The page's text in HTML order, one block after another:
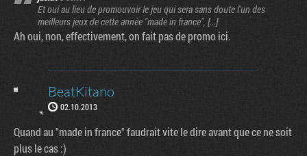
Et oui au lieu de promouvoir le jeu qui sera sans doute l'un des
meilleurs jeux de cette année "made in france", [...]
Ah oui, non, effectivement, on fait pas de promo ici.
BeatKitano
02.10.2013
Quand au "made in france" faudrait vite le dire avant que ce ne soit
plus le cas :)